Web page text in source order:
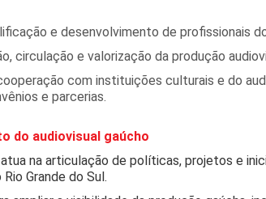
e desenvolvimento de profissionais
circulação e valorização da produção
com instituições culturais e do
e parcerias.
do audiovisual gaúcho
atua na articulação de políticas, projetos e
Grande do Sul.